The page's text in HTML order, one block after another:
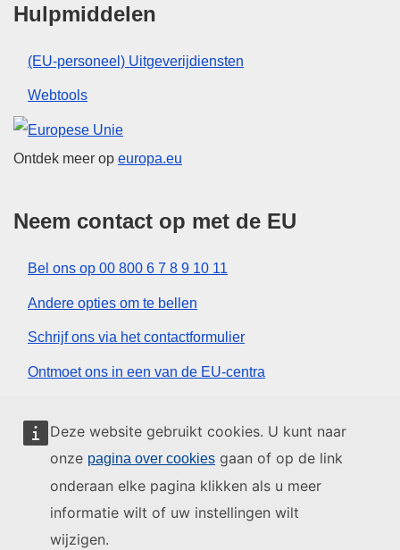
Deze website gebruikt cookies. U kunt naar
onze pagina over cookies gaan of op de link
onderaan elke pagina klikken als u meer
informatie wilt of uw instellingen wilt
wijzigen.
Hulpmiddelen
(EU-personeel) Uitgeverijdiensten
Webtools
Europese Unie
Ontdek meer op europa.eu
Neem contact op met de EU
Bel ons op 00 800 6 7 8 9 10 11
Andere opties om te bellen
Schrijf ons via het contactformulier
Ontmoet ons in een van de EU-centra
Sociale media
EU-instellingen en -organen